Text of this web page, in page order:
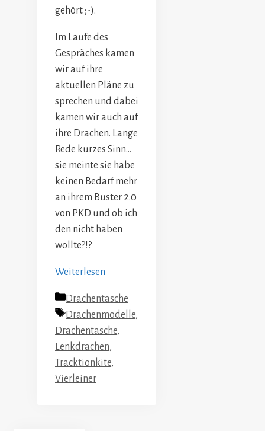
gehört ;-).
Im Laufe des
Gespräches kamen
wir auf ihre
aktuellen Pläne zu
sprechen und dabei
kamen wir auch auf
ihre Drachen. Lange
Rede kurzes Sinn…
sie meinte sie habe
keinen Bedarf mehr
an ihrem Buster 2.0
von PKD und ob ich
den nicht haben
wollte?!?
Weiterlesen
Kategorien
Drachentasche
Schlagwörter
Drachenmodelle,
Drachentasche,
Lenkdrachen,
Tracktionkite,
Vierleiner